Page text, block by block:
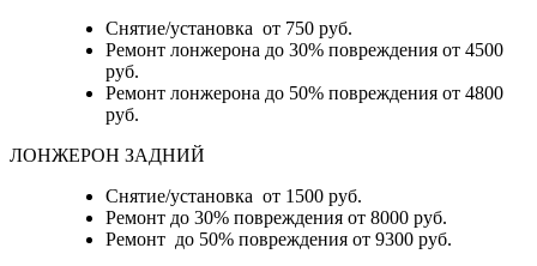
Снятие/установка от 750 руб.
Ремонт лонжерона до 30% повреждения от 4500
руб.
Ремонт лонжерона до 50% повреждения от 4800
руб.
ЛОНЖЕРОН ЗАДНИЙ
Снятие/установка от 1500 руб.
Ремонт до 30% повреждения от 8000 руб.
Ремонт до 50% повреждения от 9300 руб.